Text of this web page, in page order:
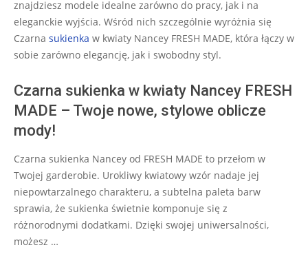
znajdziesz modele idealne zarówno do pracy, jak i na
eleganckie wyjścia. Wśród nich szczególnie wyróżnia się
Czarna sukienka w kwiaty Nancey FRESH MADE, która łączy w
sobie zarówno elegancję, jak i swobodny styl.
Czarna sukienka w kwiaty Nancey FRESH
MADE – Twoje nowe, stylowe oblicze
mody!
Czarna sukienka Nancey od FRESH MADE to przełom w
Twojej garderobie. Urokliwy kwiatowy wzór nadaje jej
niepowtarzalnego charakteru, a subtelna paleta barw
sprawia, że sukienka świetnie komponuje się z
różnorodnymi dodatkami. Dzięki swojej uniwersalności,
możesz …